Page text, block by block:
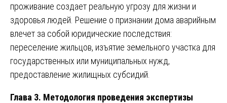
проживание создает реальную угрозу для жизни и
здоровья людей. Решение о признании дома аварийным
влечет за собой юридические последствия:
переселение жильцов, изъятие земельного участка для
государственных или муниципальных нужд,
предоставление жилищных субсидий.
Глава 3. Методология проведения экспертизы